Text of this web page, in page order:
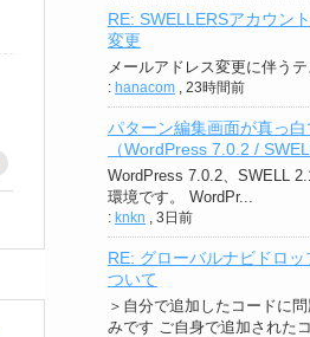
RE: SWELLERSアカウン
変更
メールアドレス変更に伴うテ
: hanacom 23時間前
パターン編集画面が真っ
（WordPress 7.0.2 /
WordPress 7.0.2、SWELL
環境です。 WordPr...
: knkn 3日前
RE: グローバルナビドロ
ついて
＞自分で追加したコードに
みです ご自身で追加された